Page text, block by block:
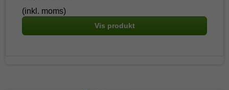
(inkl. moms)
Vis produkt